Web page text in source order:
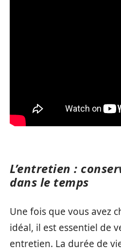
L’entretien :
dans le temps
Une fois que vous avez
idéal, il est essentiel de
entretien. La durée de